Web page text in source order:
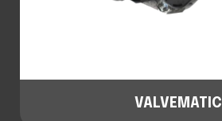
VALVEMATIC